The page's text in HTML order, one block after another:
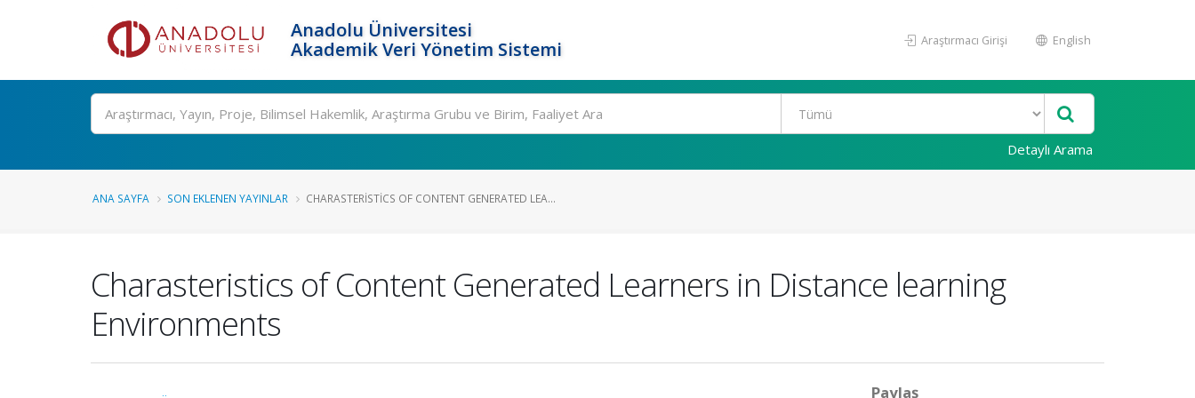
Anadolu Üniversitesi
Akademik Veri Yönetim Sistemi
Araştırmacı Girişi English
Ara
Detaylı Arama
ANA SAYFA SON EKLENEN YAYINLAR CHARASTERISTICS OF CONTENT GENERATED LEA...
Charasteristics of Content Generated Learners in Distance learning
Environments
Paylaş